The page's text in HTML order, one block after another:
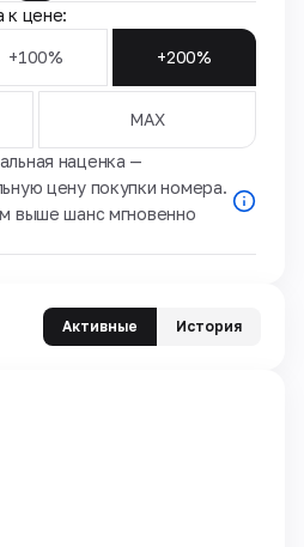
к цене:
+100% +200%
MAX
наценка —
цену покупки номера.
выше шанс мгновенно
Активные История